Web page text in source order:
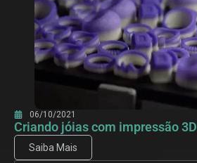
06/10/2021
Criando jóias com impressão 3D
Saiba Mais